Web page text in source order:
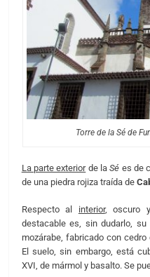
Torre de la Sé de
La parte exteriorde laSé es de
de una piedra rojiza traída de
Respecto al interior, oscuro
destacable es, sin dudarlo,
mozárabe, fabricado con
El suelo, sin embargo, está
XVI, de mármol y basalto. Se